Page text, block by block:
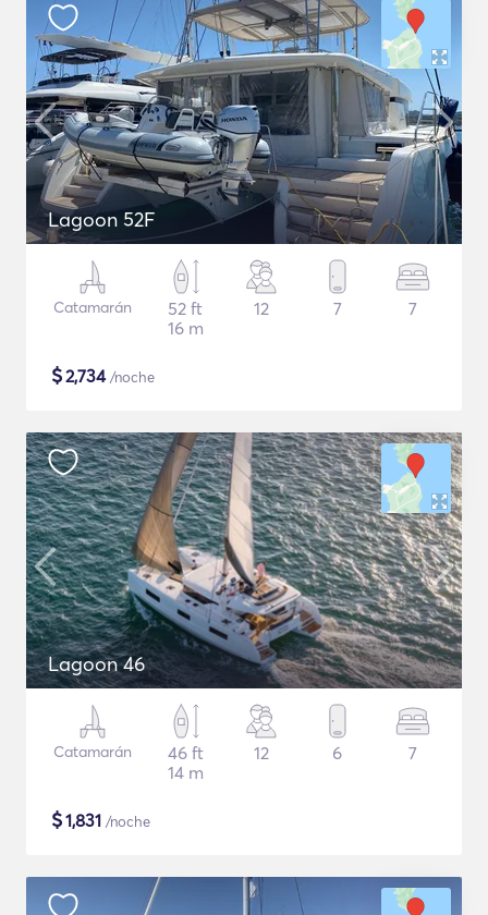
Lagoon 52F
Catamarán
52 ft
16 m
12 7 7
$2,734/noche
Lagoon 46
Catamarán
46 ft
14 m
12 6 7
$1,831 /noche